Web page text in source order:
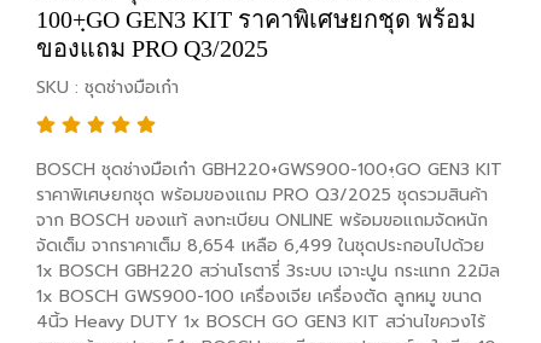
100+ฺGO GEN3 KIT ราคาพิเศษยกชุด พร้อม
ของแถม PRO Q3/2025
SKU : ชุดช่างมือเก๋า
BOSCH ชุดช่างมือเก๋า GBH220+GWS900-100+ฺGO GEN3 KIT
ราคาพิเศษยกชุด พร้อมของแถม PRO Q3/2025 ชุดรวมสินค้า
จาก BOSCH ของแท้ ลงทะเบียน ONLINE พร้อมขอแถมจัดหนัก
จัดเต็ม จากราคาเต็ม 8,654 เหลือ 6,499 ในชุดประกอบไปด้วย
1x BOSCH GBH220 สว่านโรตารี่ 3ระบบ เจาะปูน กระแทก 22มิล
1x BOSCH GWS900-100 เครื่องเจีย เครื่องตัด ลูกหมู ขนาด
4นิ้ว Heavy DUTY 1x BOSCH GO GEN3 KIT สว่านไขควงไร้